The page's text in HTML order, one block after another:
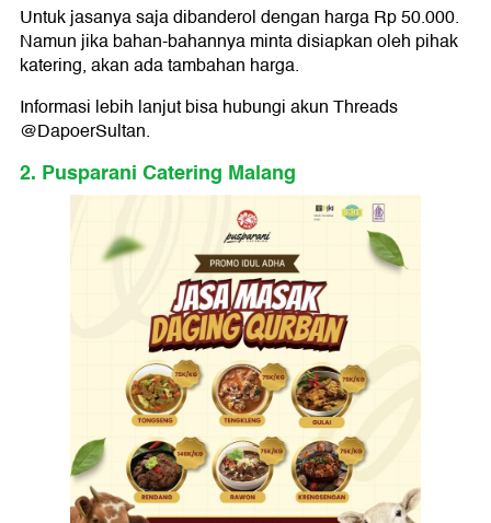
Untuk jasanya saja dibanderol dengan harga Rp 50.000.
Namun jika bahan-bahannya minta disiapkan oleh pihak
katering, akan ada tambahan harga.
Informasi lebih lanjut bisa hubungi akun Threads
@DapoerSultan.
2. Pusparani Catering Malang